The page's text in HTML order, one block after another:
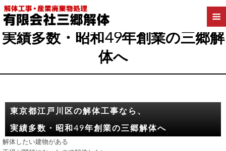
東京都江戸川区の解体工事なら、
実績多数・昭和49年創業の三郷解
体へ
東京都江戸川区の解体工事なら、
実績多数・昭和49年創業の三郷解体へ
解体したい建物がある